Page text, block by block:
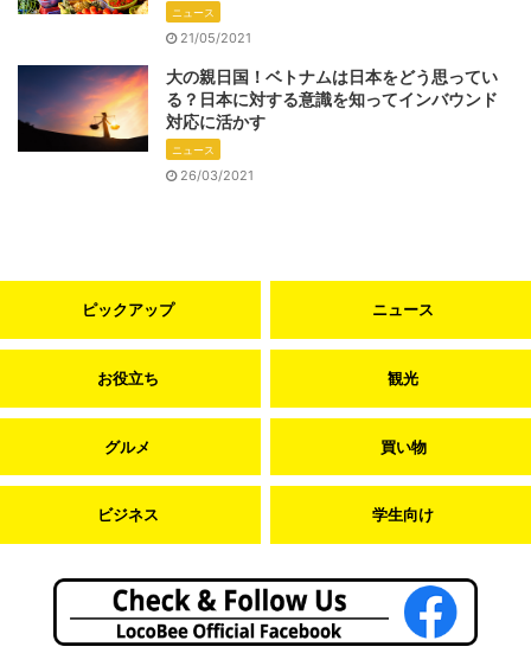
ニュース
21/05/2021
大の親日国！ベトナムは日本をどう思ってい
る？日本に対する意識を知ってインバウンド
対応に活かす
ニュース
26/03/2021
ピックアップ ニュース
お役立ち 観光
グルメ 買い物
ビジネス 学生向け